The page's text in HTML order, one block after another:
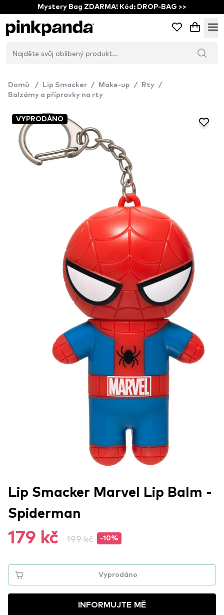
Mystery Bag ZDARMA! Kód: DROP-BAG >>
Domů / Lip Smacker / Make-up / Rty /
Balzámy a přípravky na rty
VYPRODÁNO
Lip Smacker Marvel Lip Balm -
Spiderman
179 kč 199 kč -10%
Vyprodáno
INFORMUJTE MĚ